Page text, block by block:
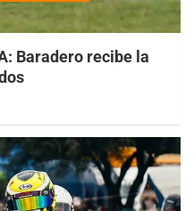
Baradero recibe la